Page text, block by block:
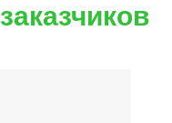
заказчиков